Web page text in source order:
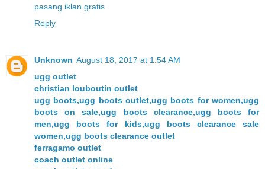
pasang iklan gratis
Reply
Unknown August 18, 2017 at 1:54 AM
ugg outlet
christian louboutin outlet
ugg boots,ugg boots outlet,ugg boots for women,ugg
boots on sale,ugg boots clearance,ugg boots for
men,ugg boots for kids,ugg boots clearance sale
women,ugg boots clearance outlet
ferragamo outlet
coach outlet online